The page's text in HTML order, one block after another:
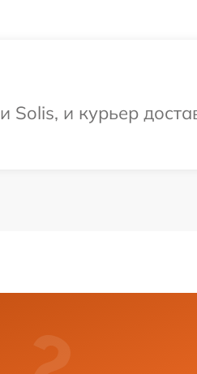
и курьер